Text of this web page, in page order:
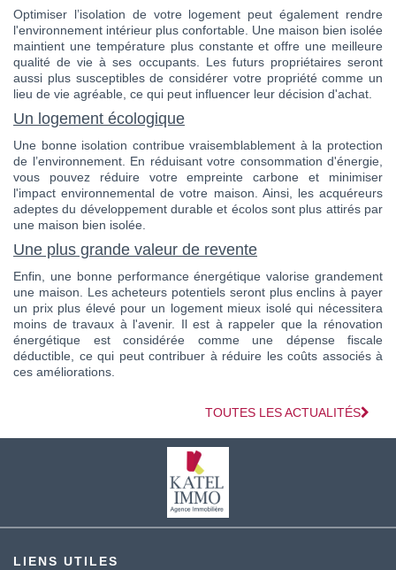
Optimiser l’isolation de votre logement peut également rendre
l'environnement intérieur plus confortable. Une maison bien isolée
maintient une température plus constante et offre une meilleure
qualité de vie à ses occupants. Les futurs propriétaires seront
aussi plus susceptibles de considérer votre propriété comme un
lieu de vie agréable, ce qui peut influencer leur décision d'achat.
Un logement écologique
Une bonne isolation contribue vraisemblablement à la protection
de l’environnement. En réduisant votre consommation d'énergie,
vous pouvez réduire votre empreinte carbone et minimiser
l'impact environnemental de votre maison. Ainsi, les acquéreurs
adeptes du développement durable et écolos sont plus attirés par
une maison bien isolée.
Une plus grande valeur de revente
Enfin, une bonne performance énergétique valorise grandement
une maison. Les acheteurs potentiels seront plus enclins à payer
un prix plus élevé pour un logement mieux isolé qui nécessitera
moins de travaux à l'avenir. Il est à rappeler que la rénovation
énergétique est considérée comme une dépense fiscale
déductible, ce qui peut contribuer à réduire les coûts associés à
ces améliorations.
TOUTES LES ACTUALITÉS
LIENS UTILES